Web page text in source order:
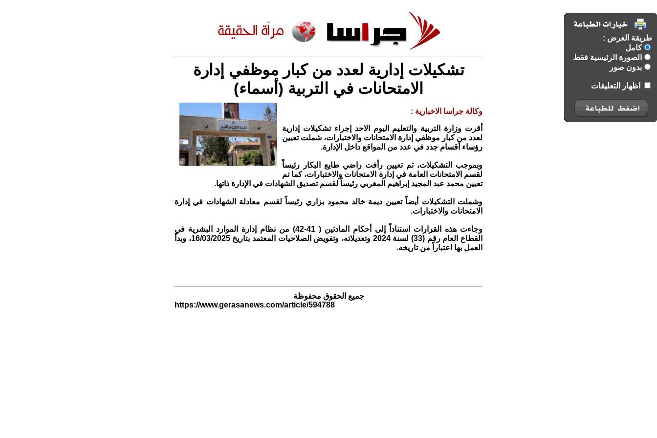
طريقة العرض :
كامل
الصورة الرئيسية فقط
بدون صور
اظهار التعليقات
تشكيلات إدارية لعدد من كبار موظفي إدارة
الامتحانات في التربية (أسماء)
وكالة جراسا الاخبارية :
أقرت وزارة التربية والتعليم اليوم الاحد إجراء تشكيلات إدارية
لعدد من كبار موظفي إدارة الامتحانات والاختبارات، شملت تعيين
رؤساء أقسام جدد في عدد من المواقع داخل الإدارة.
وبموجب التشكيلات، تم تعيين رأفت راضي طايع البكار رئيساً
لقسم الامتحانات العامة في إدارة الامتحانات والاختبارات، كما تم
تعيين محمد عبد المجيد إبراهيم المغربي رئيساً لقسم تصديق الشهادات في الإدارة ذاتها.
وشملت التشكيلات أيضاً تعيين ديمة خالد محمود بزاري رئيساً لقسم معادلة الشهادات في إدارة
الامتحانات والاختبارات.
وجاءت هذه القرارات استناداً إلى أحكام المادتين ( 41-42) من نظام إدارة الموارد البشرية في
القطاع العام رقم (33) لسنة 2024 وتعديلاته، وتفويض الصلاحيات المعتمد بتاريخ 16/03/2025، وبدأ
العمل بها اعتباراً من تاريخه.
جميع الحقوق محفوظة
https://www.gerasanews.com/article/594788